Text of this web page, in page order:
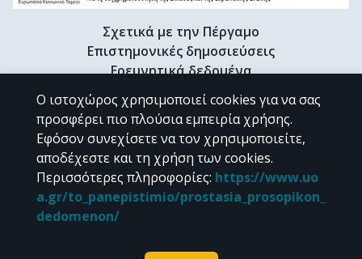
Σχετικά με την Πέργαμο
Επιστημονικές δημοσιεύσεις
Ερευνητικά δεδομένα
Διδακτορικές διατριβές & Γκρίζα βιβλιογραφία
Προφίλ Ερευνητή
CC BY-NC 4.0
Εκτός αν αναφέρεται διαφορετικά, το υλικό της "Περγάμου" διατίθεται
Powered by
Ο ιστοχώρος χρησιμοποιεί cookies για να σας
προσφέρει πιο πλούσια εμπειρία χρήσης.
Εφόσον συνεχίσετε να τον χρησιμοποιείτε,
αποδέχεστε και τη χρήση των cookies.
Περισσότερες πληροφορίες: https://www.uo
a.gr/to_panepistimio/prostasia_prosopikon_
dedomenon/